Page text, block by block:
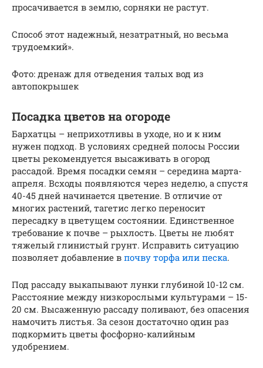
просачивается в землю, сорняки не растут.
Способ этот надежный, незатратный, но весьма
трудоемкий».
Фото: дренаж для отведения талых вод из
автопокрышек
Посадка цветов на огороде
Бархатцы – неприхотливы в уходе, но и к ним
нужен подход. В условиях средней полосы России
цветы рекомендуется высаживать в огород
рассадой. Время посадки семян – середина марта-
апреля. Всходы появляются через неделю, а спустя
40-45 дней начинается цветение. В отличие от
многих растений, тагетис легко переносит
пересадку в цветущем состоянии. Единственное
требование к почве – рыхлость. Цветы не любят
тяжелый глинистый грунт. Исправить ситуацию
позволяет добавление в почву торфа или песка.
Под рассаду выкапывают лунки глубиной 10-12 см.
Расстояние между низкорослыми культурами – 15-
20 см. Высаженную рассаду поливают, без опасения
намочить листья. За сезон достаточно один раз
подкормить цветы фосфорно-калийным
удобрением.